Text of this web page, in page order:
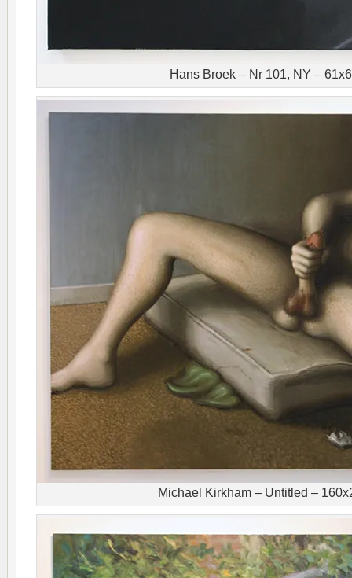
Hans Broek – Nr 101, NY –
Michael Kirkham – Untitled –